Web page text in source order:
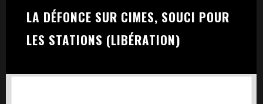
LA DÉFONCE SUR CIMES, SOUCI POUR
LES STATIONS (LIBÉRATION)